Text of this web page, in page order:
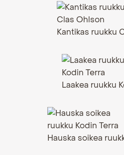
Kantikas ruukku
Laakea ruukku
Hauska soikea